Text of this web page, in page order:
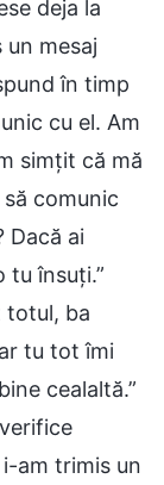
deja la
mesaj
în timp
cu el. Am
simțit că mă
comunic
Dacă ai
tu însuți.”
totul, ba
tu tot îmi
cealaltă.”
am trimis un